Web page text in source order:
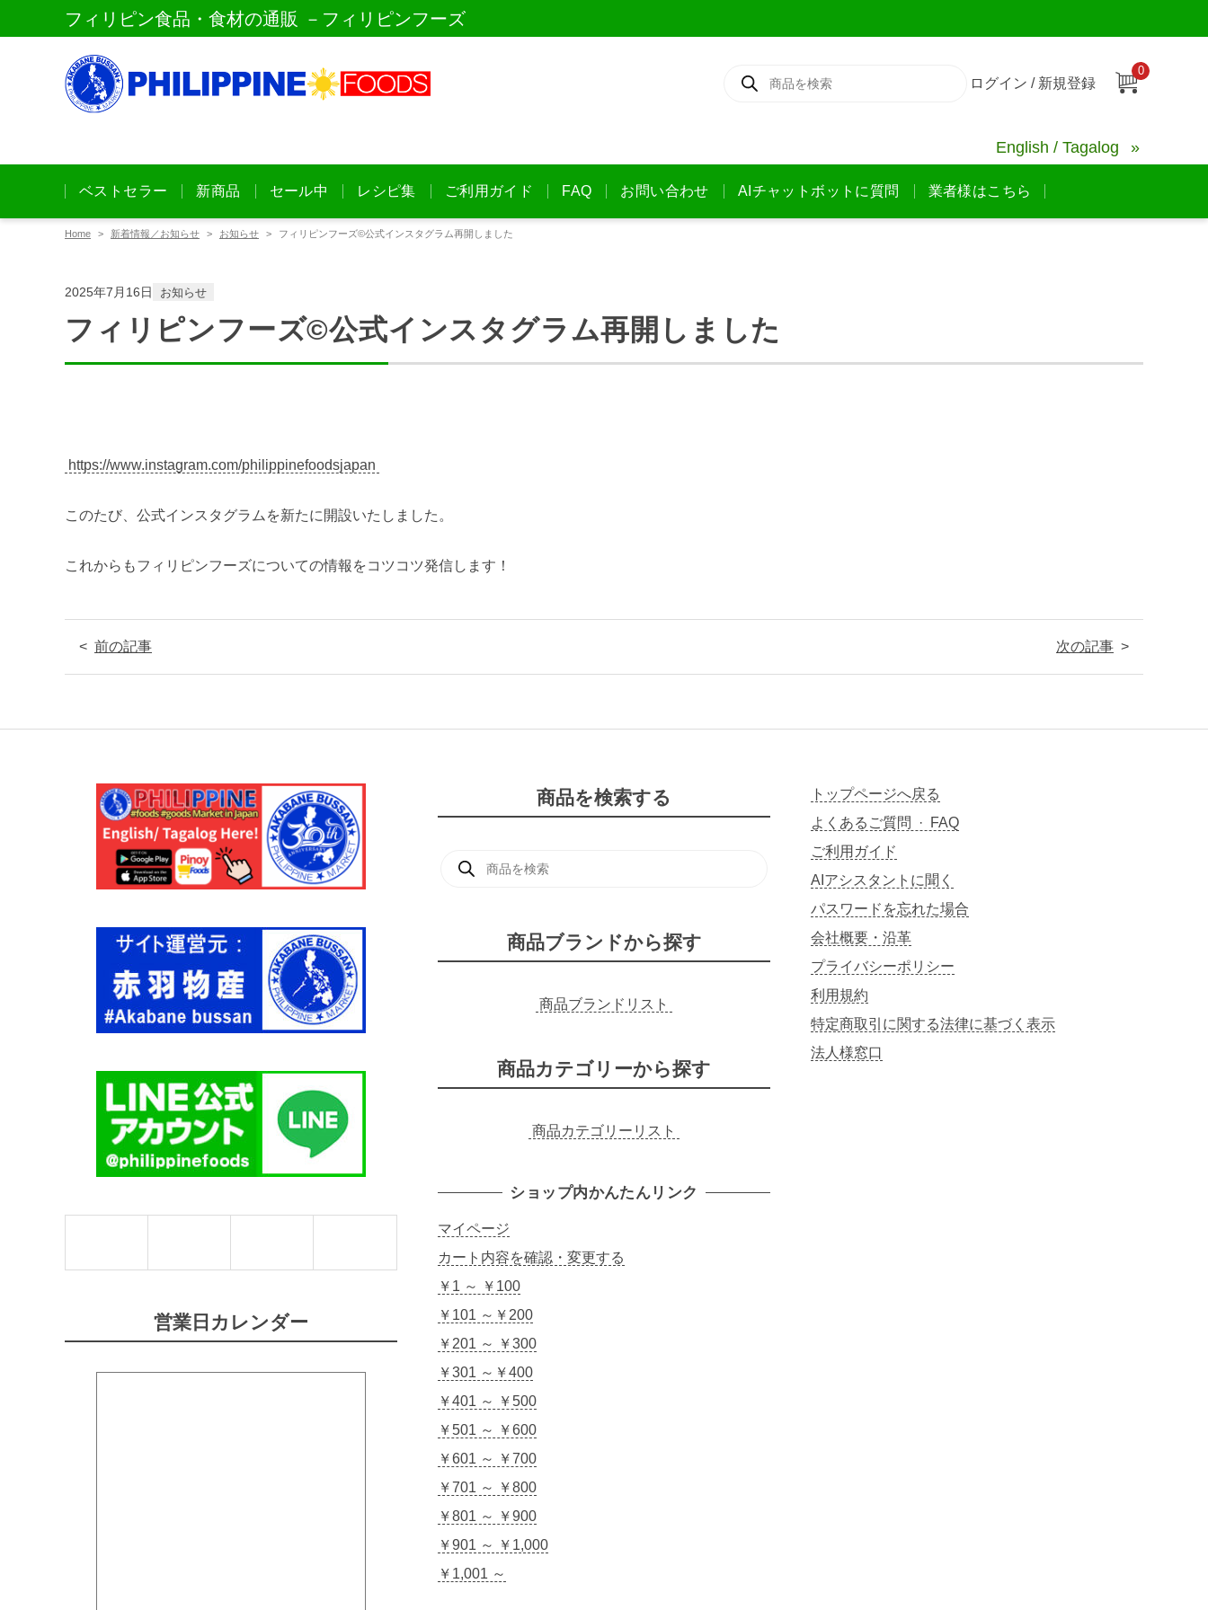
フィリピン食品・食材の通販 －フィリピンフーズ
ログイン / 新規登録
0
English / Tagalog
ベストセラー 新商品 セール中 レシピ集 ご利用ガイド FAQ お問い合わせ AIチャットボットに質問 業者様はこちら
Home 新着情報／お知らせ お知らせ フィリピンフーズ©公式インスタグラム再開しました
2025年7月16日 お知らせ
フィリピンフーズ©公式インスタグラム再開しました
https://www.instagram.com/philippinefoodsjapan
このたび、公式インスタグラムを新たに開設いたしました。
これからもフィリピンフーズについての情報をコツコツ発信します！
前の記事 次の記事
営業日カレンダー
商品を検索する
商品ブランドから探す
商品ブランドリスト
商品カテゴリーから探す
商品カテゴリーリスト
ショップ内かんたんリンク
マイページ
カート内容を確認・変更する
￥1 ～ ￥100
￥101 ～￥200
￥201 ～ ￥300
￥301 ～￥400
￥401 ～ ￥500
￥501 ～ ￥600
￥601 ～ ￥700
￥701 ～ ￥800
￥801 ～ ￥900
￥901 ～ ￥1,000
￥1,001 ～
トップページへ戻る
よくあるご質問 · FAQ
ご利用ガイド
AIアシスタントに聞く
パスワードを忘れた場合
会社概要・沿革
プライバシーポリシー
利用規約
特定商取引に関する法律に基づく表示
法人様窓口